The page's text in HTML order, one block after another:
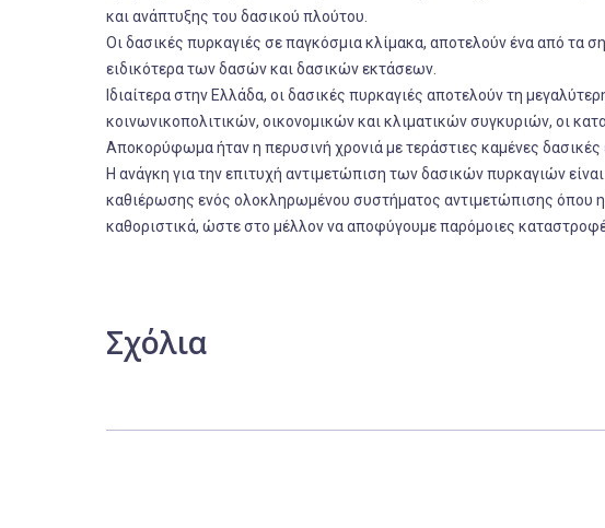
και ανάπτυξης του δασικού πλούτου.
Οι δασικές πυρκαγιές σε παγκόσμια κλίμακα, αποτελούν ένα από τα
ειδικότερα των δασών και δασικών εκτάσεων.
Ιδιαίτερα στην Ελλάδα, οι δασικές πυρκαγιές αποτελούν τη
κοινωνικοπολιτικών, οικονομικών και κλιματικών συγκυριών, οι
Αποκορύφωμα ήταν η περυσινή χρονιά με τεράστιες καμένες δασικές
Η ανάγκη για την επιτυχή αντιμετώπιση των δασικών πυρκαγιών
καθιέρωσης ενός ολοκληρωμένου συστήματος αντιμετώπισης όπου
καθοριστικά, ώστε στο μέλλον να αποφύγουμε παρόμοιες
Σχόλια